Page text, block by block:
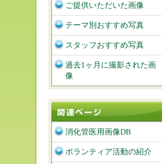
ご提供いただいた画像
テーマ別おすすめ写真
スタッフおすすめ写真
過去1ヶ月に撮影された画
像
消化管医用画像DB
ボランティア活動の紹介